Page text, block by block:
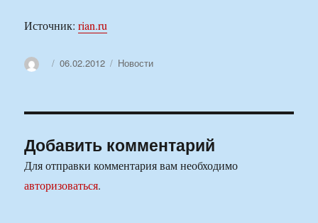
Источник:rian.ru
АвторОпубликовано
06.02.2012 Рубрики
Новости
Добавить комментарий
Для отправки комментария вам необходимо
авторизоваться.